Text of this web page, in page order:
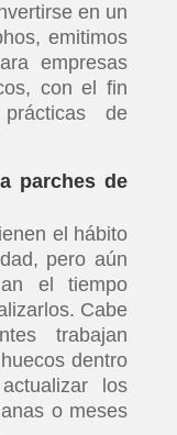
en un
emitimos
empresas
con el fin
de
parches de
el hábito
pero aún
el tiempo
Cabe
trabajan
dentro
los
o meses